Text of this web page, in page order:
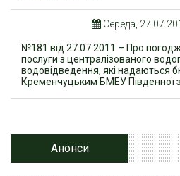
Середа,
№181 від 27.07.2011 – Про
послуги з централізованого
водовідведення, які надаються
Кременчуцьким БМЕУ Південної
Анонси